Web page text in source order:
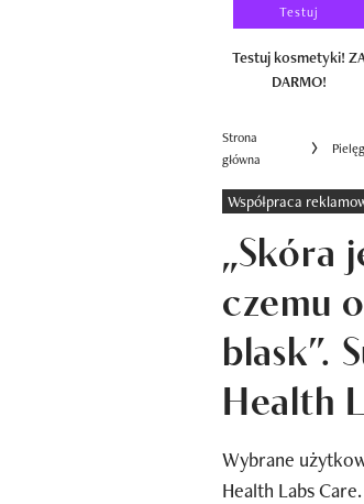
Testuj
Testuj kosmetyki!
DARMO!
Strona
główna
Współpraca
„Skóra
czemu
blask”.
Health
Wybrane
Health Labs Care.